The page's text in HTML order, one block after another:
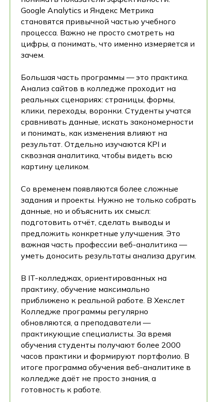
Google Analytics и Яндекс Метрика
становятся привычной частью учебного
процесса. Важно не просто смотреть на
цифры, а понимать, что именно измеряется и
зачем.
Большая часть программы — это практика.
Анализ сайтов в колледже проходит на
реальных сценариях: страницы, формы,
клики, переходы, воронки. Студенты учатся
сравнивать данные, искать закономерности
и понимать, как изменения влияют на
результат. Отдельно изучаются KPI и
сквозная аналитика, чтобы видеть всю
картину целиком.
Со временем появляются более сложные
задания и проекты. Нужно не только собрать
данные, но и объяснить их смысл:
подготовить отчёт, сделать выводы и
предложить конкретные улучшения. Это
важная часть профессии веб-аналитика —
уметь доносить результаты анализа другим.
В IT-колледжах, ориентированных на
практику, обучение максимально
приближено к реальной работе. В Хекслет
Колледже программы регулярно
обновляются, а преподаватели —
практикующие специалисты. За время
обучения студенты получают более 2000
часов практики и формируют портфолио. В
итоге программа обучения веб-аналитике в
колледже даёт не просто знания, а
готовность к работе.